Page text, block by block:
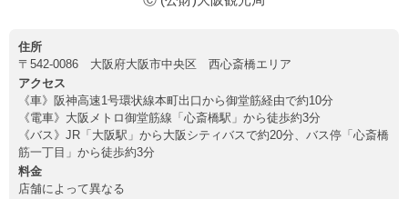
住所
〒542-0086 大阪府大阪市中央区 西心斎橋エリア
アクセス
《車》阪神高速1号環状線本町出口から御堂筋経由で約10分
《電車》大阪メトロ御堂筋線「心斎橋駅」から徒歩約3分
《バス》JR「大阪駅」から大阪シティバスで約20分、バス停「心斎橋
筋一丁目」から徒歩約3分
料金
店舗によって異なる